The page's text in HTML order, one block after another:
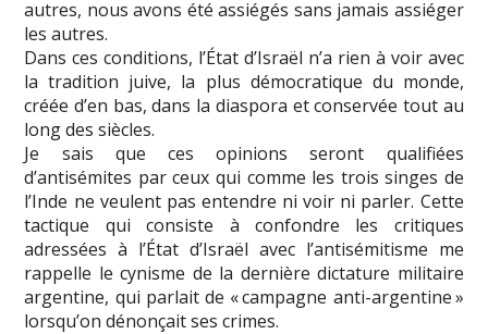
autres, nous avons été assiégés sans jamais assiéger
les autres.
Dans ces conditions, l’État d’Israël n’a rien à voir avec
la tradition juive, la plus démocratique du monde,
créée d’en bas, dans la diaspora et conservée tout au
long des siècles.
Je sais que ces opinions seront qualifiées
d’antisémites par ceux qui comme les trois singes de
l’Inde ne veulent pas entendre ni voir ni parler. Cette
tactique qui consiste à confondre les critiques
adressées à l’État d’Israël avec l’antisémitisme me
rappelle le cynisme de la dernière dictature militaire
argentine, qui parlait de « campagne anti-argentine »
lorsqu’on dénonçait ses crimes.